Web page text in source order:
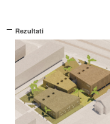
Rezultati